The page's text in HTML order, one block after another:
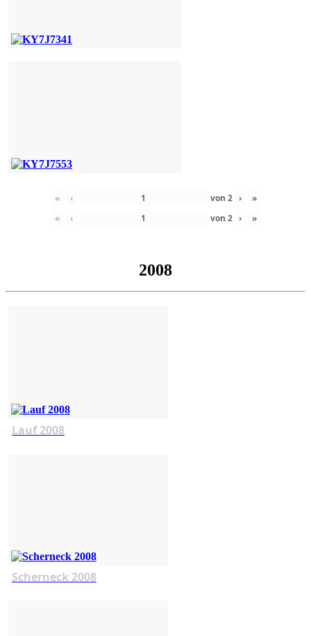
« ‹ von 2 ›
»
«
‹ von 2 › »
2008
Lauf 2008
Scherneck 2008